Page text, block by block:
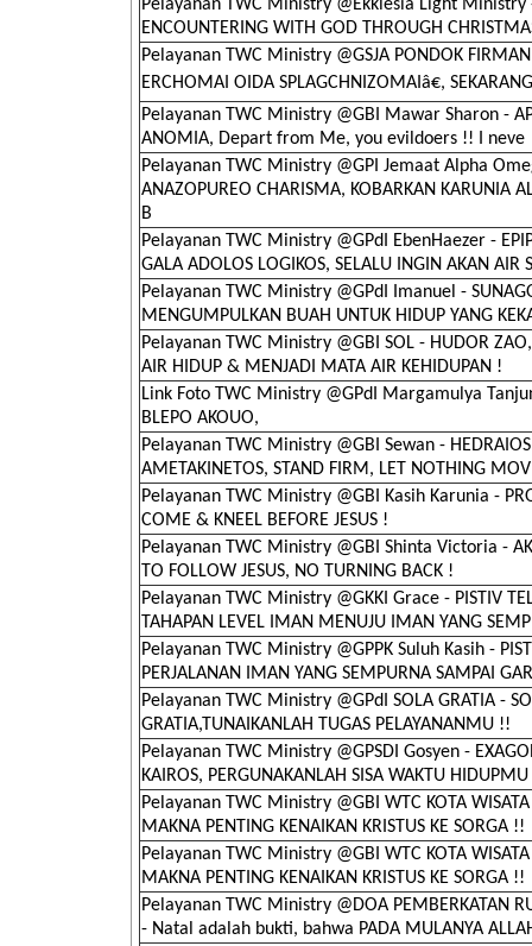
Pelayanan TWC Ministry @Ekklesia Light Ministry
ENCOUNTERING WITH GOD THROUGH
Pelayanan TWC Ministry @GSJA PONDOK
ERCHOMAI OIDA SPLAGCHNIZOMAIâ€,
Pelayanan TWC Ministry @GBI Mawar Sharon -
ANOMIA, Depart from Me, you evildoers !! I neve
Pelayanan TWC Ministry @GPI Jemaat Alpha
ANAZOPUREO CHARISMA, KOBARKAN KARUNIA
B
Pelayanan TWC Ministry @GPdI EbenHaezer -
GALA ADOLOS LOGIKOS, SELALU INGIN AKAN AIR
Pelayanan TWC Ministry @GPdI Imanuel -
MENGUMPULKAN BUAH UNTUK HIDUP YANG
Pelayanan TWC Ministry @GBI SOL - HUDOR
AIR HIDUP & MENJADI MATA AIR KEHIDUPAN !
Link Foto TWC Ministry @GPdI Margamulya
BLEPO AKOUO,
Pelayanan TWC Ministry @GBI Sewan - HEDRAIOS
AMETAKINETOS, STAND FIRM, LET NOTHING
Pelayanan TWC Ministry @GBI Kasih Karunia -
COME & KNEEL BEFORE JESUS !
Pelayanan TWC Ministry @GBI Shinta Victoria -
TO FOLLOW JESUS, NO TURNING BACK !
Pelayanan TWC Ministry @GKKI Grace - PISTIV
TAHAPAN LEVEL IMAN MENUJU IMAN YANG
Pelayanan TWC Ministry @GPPK Suluh Kasih -
PERJALANAN IMAN YANG SEMPURNA SAMPAI
Pelayanan TWC Ministry @GPdI SOLA GRATIA -
GRATIA,TUNAIKANLAH TUGAS PELAYANANMU !!
Pelayanan TWC Ministry @GPSDI Gosyen -
KAIROS, PERGUNAKANLAH SISA WAKTU HIDUPMU
Pelayanan TWC Ministry @GBI WTC KOTA
MAKNA PENTING KENAIKAN KRISTUS KE SORGA !!
Pelayanan TWC Ministry @GBI WTC KOTA
MAKNA PENTING KENAIKAN KRISTUS KE SORGA !!
Pelayanan TWC Ministry @DOA PEMBERKATAN
- Natal adalah bukti, bahwa PADA MULANYA